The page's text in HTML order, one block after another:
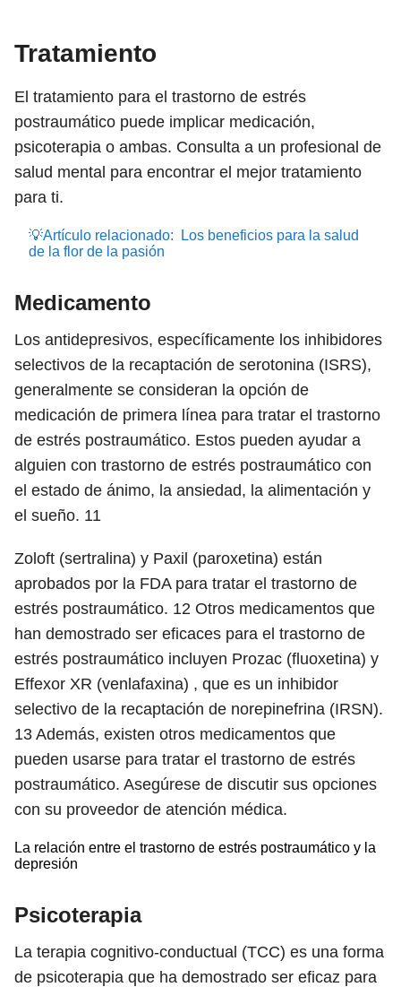
Tratamiento
El tratamiento para el trastorno de estrés
postraumático puede implicar medicación,
psicoterapia o ambas. Consulta a un profesional de
salud mental para encontrar el mejor tratamiento
para ti.
💡Artículo relacionado:
Los beneficios para la salud
de la flor de la pasión
Medicamento
Los antidepresivos, específicamente los inhibidores
selectivos de la recaptación de serotonina (ISRS),
generalmente se consideran la opción de
medicación de primera línea para tratar el trastorno
de estrés postraumático. Estos pueden ayudar a
alguien con trastorno de estrés postraumático con
el estado de ánimo, la ansiedad, la alimentación y
el sueño. 11
Zoloft (sertralina) y Paxil (paroxetina) están
aprobados por la FDA para tratar el trastorno de
estrés postraumático. 12 Otros medicamentos que
han demostrado ser eficaces para el trastorno de
estrés postraumático incluyen Prozac (fluoxetina) y
Effexor XR (venlafaxina) , que es un inhibidor
selectivo de la recaptación de norepinefrina (IRSN).
13 Además, existen otros medicamentos que
pueden usarse para tratar el trastorno de estrés
postraumático. Asegúrese de discutir sus opciones
con su proveedor de atención médica.
La relación entre el trastorno de estrés postraumático y la
depresión
Psicoterapia
La terapia cognitivo-conductual (TCC) es una forma
de psicoterapia que ha demostrado ser eficaz para